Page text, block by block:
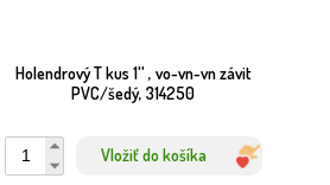
Holendrový T kus 1'' , vo-vn-vn závit
PVC/šedý, 314250
Vložiť do košíka